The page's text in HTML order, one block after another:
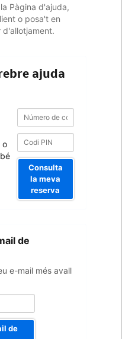
Pàgina d'ajuda,
o posa't en
ajuda
o
bé
Número
de
confirmació
Número
confirmació
Consulta
la meva
reserva
de
e-mail més avall
de